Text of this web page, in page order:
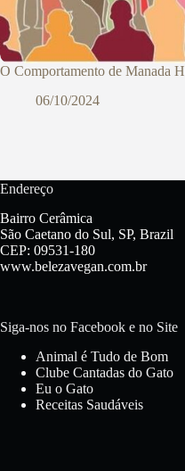
O Comportamento de Manada
06/10/2024
Endereço
Bairro Cerâmica
São Caetano do Sul, SP, Brazil
CEP: 09531-180
www.belezavegan.com.br
Siga-nos no Facebook e no Site
Animal é Tudo de Bom
Clube Cantadas do Gato
Eu o Gato
Receitas Saudáveis